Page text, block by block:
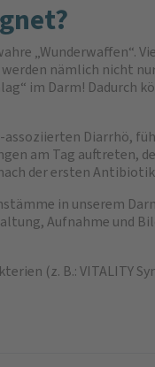
„Wunderwaffen“.
nämlich nicht
im Darm! Dadurch
Diarrhö,
am Tag auftreten,
der ersten
in unserem
Aufnahme und
(z. B.: VITALITY